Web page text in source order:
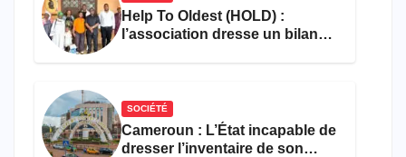
Help To Oldest (HOLD) :
l’association dresse un bilan
SOCIÉTÉ
Cameroun : L’État incapable de
dresser l’inventaire de son